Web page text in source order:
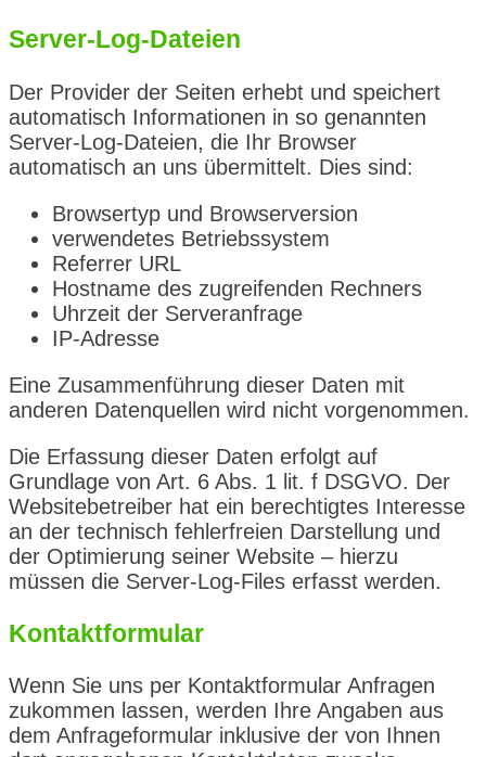
Server-Log-Dateien
Der Provider der Seiten erhebt und speichert
automatisch Informationen in so genannten
Server-Log-Dateien, die Ihr Browser
automatisch an uns übermittelt. Dies sind:
Browsertyp und Browserversion
verwendetes Betriebssystem
Referrer URL
Hostname des zugreifenden Rechners
Uhrzeit der Serveranfrage
IP-Adresse
Eine Zusammenführung dieser Daten mit
anderen Datenquellen wird nicht vorgenommen.
Die Erfassung dieser Daten erfolgt auf
Grundlage von Art. 6 Abs. 1 lit. f DSGVO. Der
Websitebetreiber hat ein berechtigtes Interesse
an der technisch fehlerfreien Darstellung und
der Optimierung seiner Website – hierzu
müssen die Server-Log-Files erfasst werden.
Kontaktformular
Wenn Sie uns per Kontaktformular Anfragen
zukommen lassen, werden Ihre Angaben aus
dem Anfrageformular inklusive der von Ihnen